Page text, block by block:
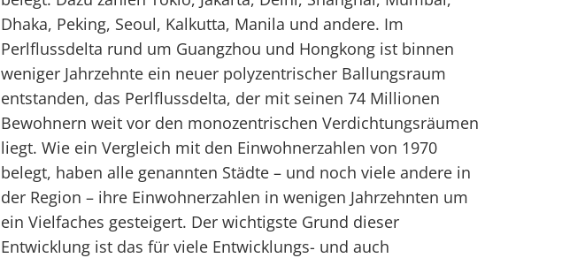
Dhaka, Peking, Seoul, Kalkutta, Manila und andere. Im
Perlflussdelta rund um Guangzhou und Hongkong ist binnen
weniger Jahrzehnte ein neuer polyzentrischer Ballungsraum
entstanden, das Perlflussdelta, der mit seinen 74 Millionen
Bewohnern weit vor den monozentrischen Verdichtungsräumen
liegt. Wie ein Vergleich mit den Einwohnerzahlen von 1970
belegt, haben alle genannten Städte – und noch viele andere in
der Region – ihre Einwohnerzahlen in wenigen Jahrzehnten um
ein Vielfaches gesteigert. Der wichtigste Grund dieser
Entwicklung ist das für viele Entwicklungs- und auch